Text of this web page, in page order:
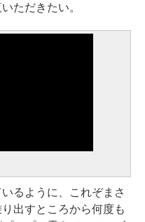
ただきたい。
るように、これぞまさ
出すところから何度も